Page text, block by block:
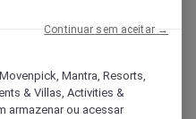
Mantra, Resorts,
& Villas, Activities &
armazenar ou acessar
Continuar sem aceitar →